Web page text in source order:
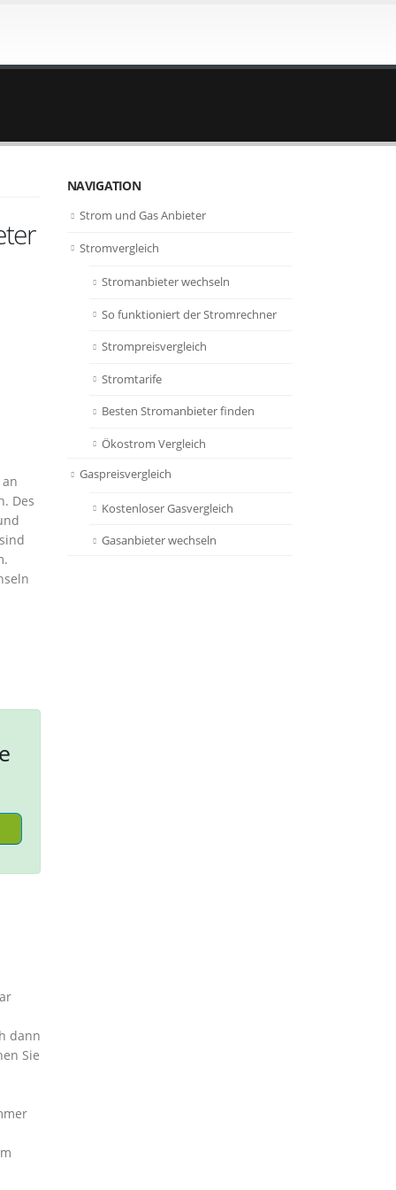
Des
dann
Sie
NAVIGATION
Strom und Gas Anbieter
Stromvergleich
Stromanbieter wechseln
So funktioniert der Stromrechner
Strompreisvergleich
Stromtarife
Besten Stromanbieter finden
Ökostrom Vergleich
Gaspreisvergleich
Kostenloser Gasvergleich
Gasanbieter wechseln